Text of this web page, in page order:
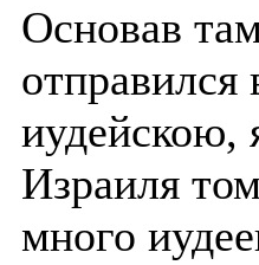
Основав
иудейскою,
Израиля
много